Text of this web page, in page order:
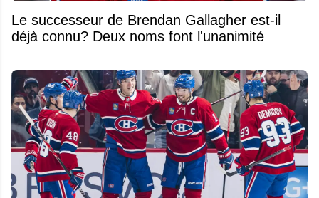
Le successeur de Brendan Gallagher est-il
déjà connu? Deux noms font l'unanimité